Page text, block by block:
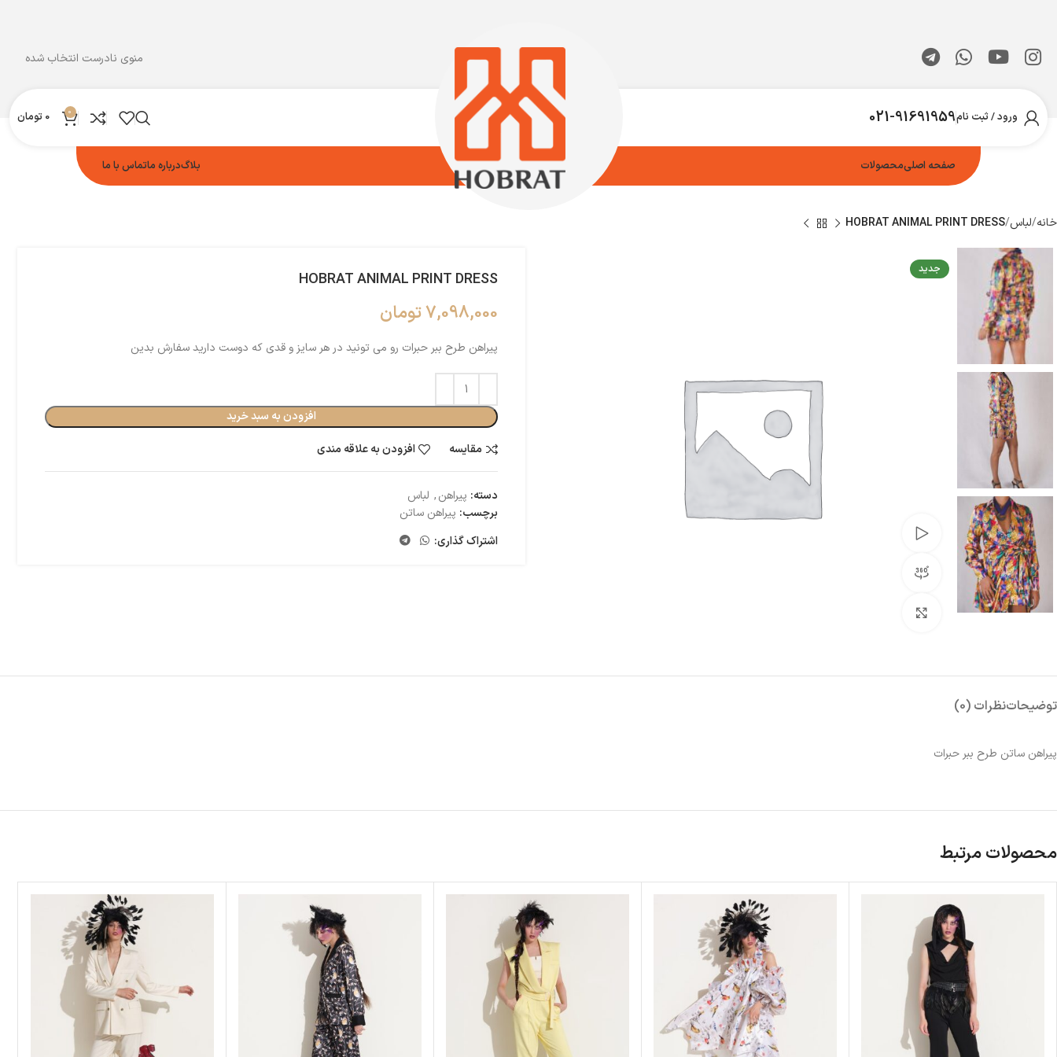
منوی نادرست انتخاب شده
ورود / ثبت نام021-91691959
0
0 تومان
صفحه اصلیمحصولات بلاگدرباره ماتماس با ما
خانه لباس HOBRAT ANIMAL PRINT DRESS
جدید HOBRAT ANIMAL PRINT DRESS
7,098,000تومان
پیراهن طرح ببر حبرات رو می تونید در هر سایز و قدی که دوست دارید سفارش بدین
افزودن به سبد خرید
مقایسه
افزودن به علاقه مندی
دسته: پیراهن, لباس
برچسب: پیراهن ساتن
اشتراک گذاری:
توضیحاتنظرات (0)
پیراهن ساتن طرح ببر حبرات
محصولات مرتبط